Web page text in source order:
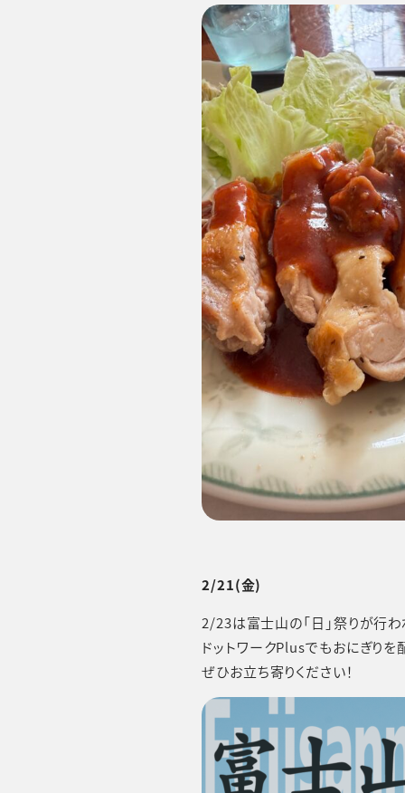
2/21(金)
2/23は富士山の「日」祭りが行わ
ドットワークPlusでもおにぎりを
ぜひお立ち寄りください！